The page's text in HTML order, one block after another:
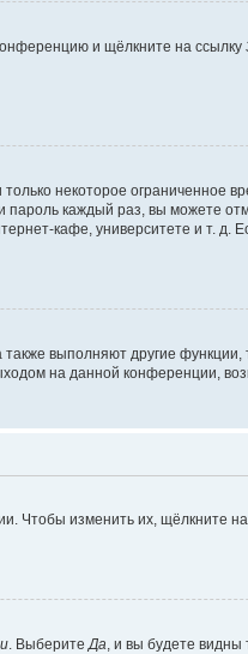
и щёлкните на ссылку
некоторое ограниченное
пароль каждый раз, вы можете
кафе, университете и т. д.
выполняют другие функции,
на данной конференции,
Чтобы изменить их, щёлкните
. Выберите Да , и вы будете